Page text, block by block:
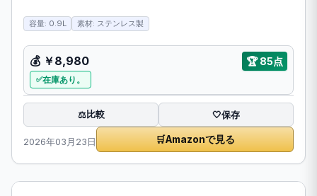
容量: 0.9L 素材: ステンレス製
💰 ￥8,980 🏆85点
在庫あり。
⚖️比較 🤍保存
2026年03月23日 🛒Amazonで見る